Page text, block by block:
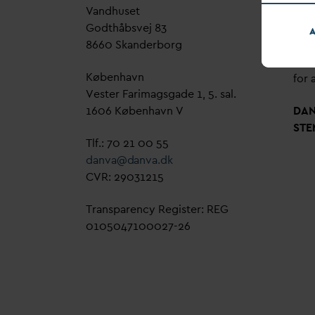
Vandhuset
Godthåbsvej 83
8660 Skanderborg
København
Vester Farimagsgade 1, 5. sal.
1606 København V
Tlf.: 70 21 00 55
danva@danva.dk
CVR: 29031215
Transparency Register: REG
0105047100027-26
for
DAN